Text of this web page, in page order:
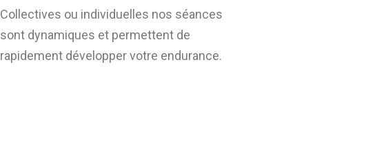
Collectives ou individuelles nos séances
sont dynamiques et permettent de
rapidement développer votre endurance.